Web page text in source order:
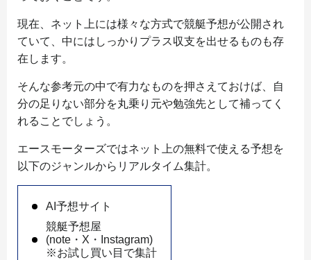
現在、ネット上には様々な方式で競艇予想が公開され
ていて、中にはしっかりプラス収支を出せるものも存
在します。
そんな参考元の中で有力なものを押さえておけば、自
分の足りない部分を丸乗り元や勉強先として補ってく
れることでしょう。
エースモーターズではネット上の無料で使える予想を
以下のジャンルからリアルタイム集計。
AI予想サイト
競艇予想屋
(note・X・Instagram)
※お試し買い目で集計